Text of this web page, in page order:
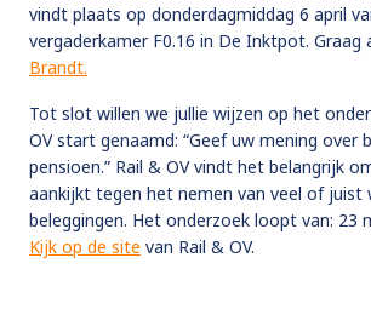
vindt plaats op donderdagmiddag 6 april
vergaderkamer F0.16 in De Inktpot. Graag
Brandt.
Tot slot willen we jullie wijzen op het
OV start genaamd: “Geef uw mening over
pensioen.” Rail & OV vindt het belangrijk
aankijkt tegen het nemen van veel of juist
beleggingen. Het onderzoek loopt van: 23
Kijk op de site van Rail & OV.